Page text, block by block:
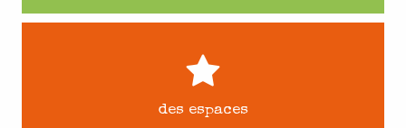
des espaces